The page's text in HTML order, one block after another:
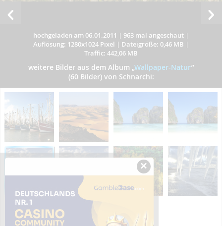
hochgeladen am 06.01.2011 | 963 mal angeschaut |
Auflösung: 1280x1024 Pixel | Dateigröße: 0,46 MB |
Traffic: 442,06 MB
weitere Bilder aus dem Album „Wallpaper-Natur”
(60 Bilder) von Schnarchi:
×